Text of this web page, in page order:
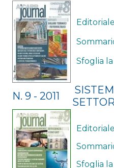
Editoriale
Sfoglia
N. 9 - 2011
Editoriale
Sfoglia